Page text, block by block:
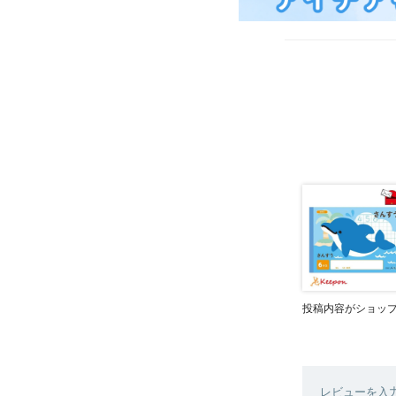
投稿内容がショッ
レビューを入